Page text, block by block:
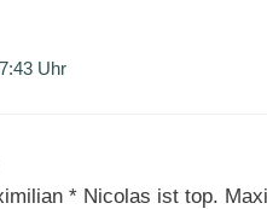
Uhr
* Nicolas ist top.